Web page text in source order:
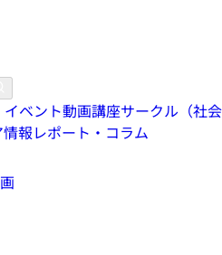
ベント動画講座サークル（社会
報レポート・コラム